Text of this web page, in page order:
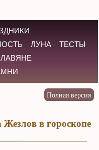
ЛУНА
ТЕСТЫ
в гороскопе